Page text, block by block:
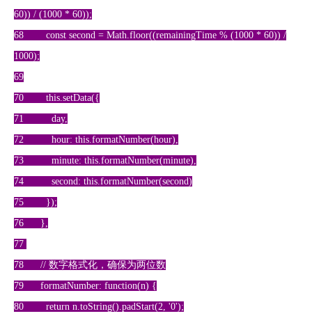
60)) / (1000 * 60));
68 const second = Math.floor((remainingTime % (1000 * 60)) /
1000);
69
70 this.setData({
71 day,
72 hour: this.formatNumber(hour),
73 minute: this.formatNumber(minute),
74 second: this.formatNumber(second)
75 });
76 },
77
78 // 数字格式化，确保为两位数
79 formatNumber: function(n) {
80 return n.toString().padStart(2, '0');